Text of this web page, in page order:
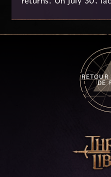
key combat
new Archboss
DE